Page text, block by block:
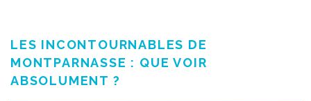
LES INCONTOURNABLES DE
MONTPARNASSE : QUE VOIR
ABSOLUMENT ?